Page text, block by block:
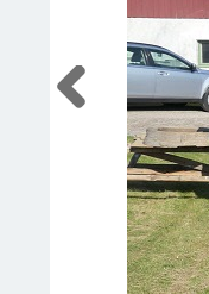
Previous